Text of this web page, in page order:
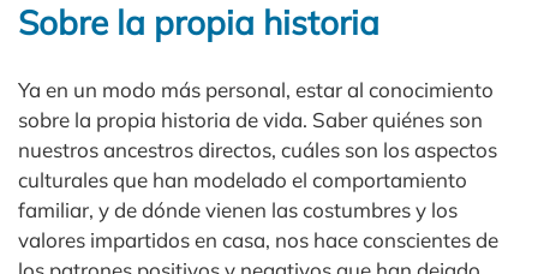
Sobre la propia historia
Ya en un modo más personal, estar al conocimiento
sobre la propia historia de vida. Saber quiénes son
nuestros ancestros directos, cuáles son los aspectos
culturales que han modelado el comportamiento
familiar, y de dónde vienen las costumbres y los
valores impartidos en casa, nos hace conscientes de